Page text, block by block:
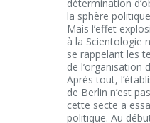
détermination
la sphère
Mais l’effet
à la Scientologie
se rappelant les
de l’organisation
Après tout,
de Berlin n’est
cette secte a
politique. Au